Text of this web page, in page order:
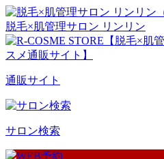
脱毛×肌管理サロン リンリン
通販サイト
サロン検索